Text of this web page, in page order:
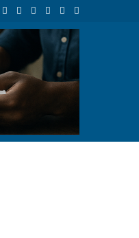
e fica abaixo dos 10% pela